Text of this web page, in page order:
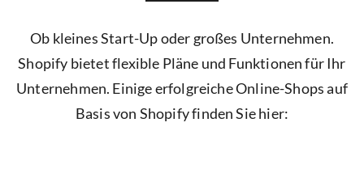
Ob kleines Start-Up oder großes Unternehmen.
Shopify bietet flexible Pläne und Funktionen für Ihr
Unternehmen. Einige erfolgreiche Online-Shops auf
Basis von Shopify finden Sie hier: